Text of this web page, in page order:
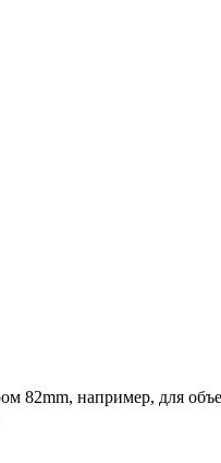
например, для